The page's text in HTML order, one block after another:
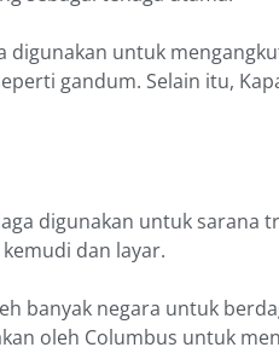
digunakan untuk
gandum. Selain itu,
digunakan untuk sarana
dan layar.
banyak negara untuk
oleh Columbus untuk